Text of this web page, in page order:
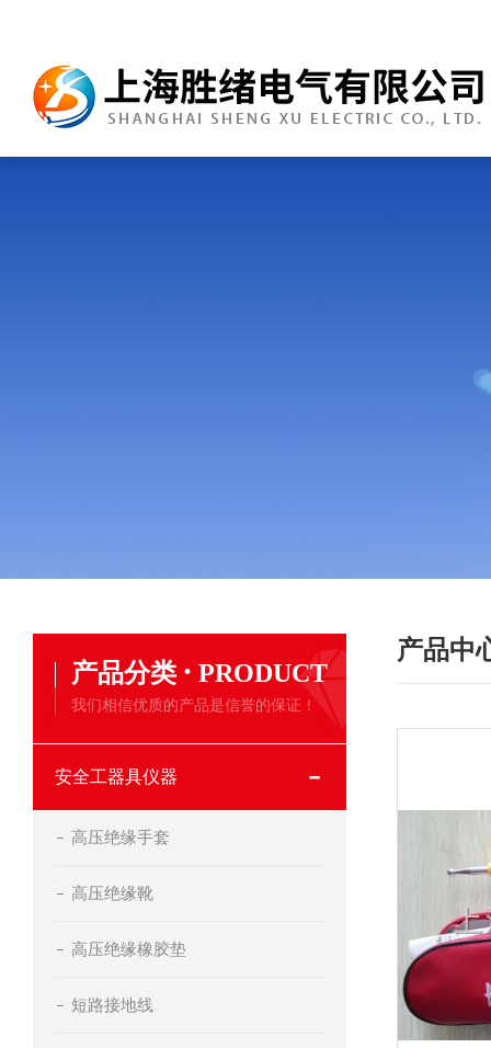
产品分类 · PRODUCT
我们相信优质的产品是信誉的保证！
安全工器具仪器
高压绝缘手套
高压绝缘靴
高压绝缘橡胶垫
短路接地线
产品中